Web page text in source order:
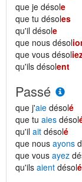
que je désole
que tu désoles
qu'il désole
que nous désol
que vous désol
qu'ils désolent
Passé
que j'aie désolé
que tu aies désol
qu'il ait désolé
que nous ayons
que vous ayez
qu'ils aient désolé